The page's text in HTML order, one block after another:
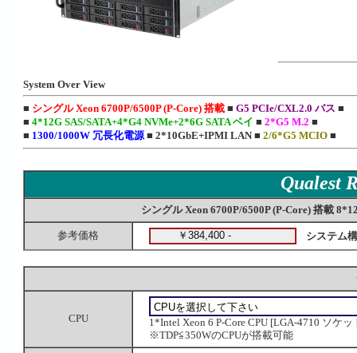
System Over View
■ シングル Xeon 6700P/6500P (P-Core) 搭載 ■G5 PCIe/CXL2.0 バス■
■4*12G SAS/SATA+4*G4 NVMe+2*6G SATA ベイ ■2*G5 M.2 ■
■ 1300/1000W 冗長化電源■2*10GbE+IPMI LAN■2/6*G5 MCIO ■
Qualest
シングル Xeon 6700P/6500P (P-Core) 搭載
参考価格 システム
CPU
1*Intel Xeon 6 P-Core CPU [LGA-4710 ソケッ
※TDP≦350WのCPUが搭載可能